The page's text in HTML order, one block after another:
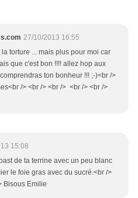
27/10/2013 16:55
la torture ... mais plus pour moi car
que c'est bon !!!! allez hop aux
ton bonheur !!! ;-)<br />
/> <br /> <br /> <br /> <br />
15:08
de ta terrine avec un peu blanc
le foie gras avec du sucré.<br />
Bisous Emilie